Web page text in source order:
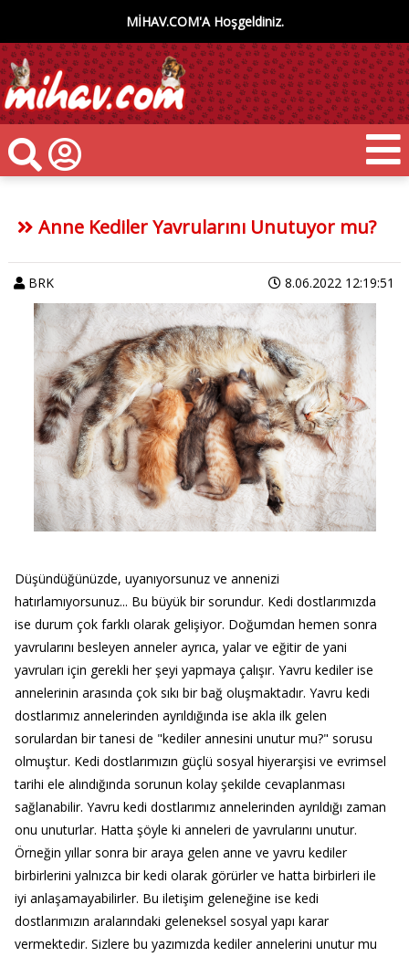
MİHAV.COM'A Hoşgeldiniz.
Anne Kediler Yavrularını Unutuyor mu?
BRK 8.06.2022 12:19:51
Düşündüğünüzde, uyanıyorsunuz ve annenizi
hatırlamıyorsunuz... Bu büyük bir sorundur. Kedi dostlarımızda
ise durum çok farklı olarak gelişiyor. Doğumdan hemen sonra
yavrularını besleyen anneler ayrıca, yalar ve eğitir de yani
yavruları için gerekli her şeyi yapmaya çalışır. Yavru kediler ise
annelerinin arasında çok sıkı bir bağ oluşmaktadır. Yavru kedi
dostlarımız annelerinden ayrıldığında ise akla ilk gelen
sorulardan bir tanesi de "kediler annesini unutur mu?" sorusu
olmuştur. Kedi dostlarımızın güçlü sosyal hiyerarşisi ve evrimsel
tarihi ele alındığında sorunun kolay şekilde cevaplanması
sağlanabilir. Yavru kedi dostlarımız annelerinden ayrıldığı zaman
onu unuturlar. Hatta şöyle ki anneleri de yavrularını unutur.
Örneğin yıllar sonra bir araya gelen anne ve yavru kediler
birbirlerini yalnızca bir kedi olarak görürler ve hatta birbirleri ile
iyi anlaşamayabilirler. Bu iletişim geleneğine ise kedi
dostlarımızın aralarındaki geleneksel sosyal yapı karar
vermektedir. Sizlere bu yazımızda kediler annelerini unutur mu